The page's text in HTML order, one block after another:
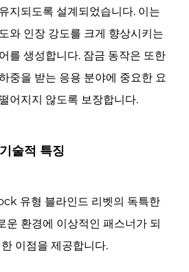
지되도록 설계되었습니다. 이는
와 인장 강도를 크게 향상시키는
를 생성합니다. 잠금 동작은 또한
중을 받는 응용 분야에 중요한 요
어지지 않도록 보장합니다.
술적 특징
유형 블라인드 리벳의 독특한
운 환경에 이상적인 패스너가 되
이점을 제공합니다.